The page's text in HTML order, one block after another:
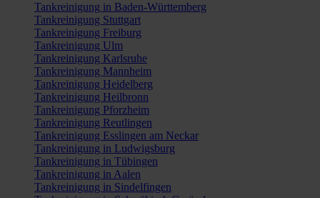
Tankreinigung in Baden-Württemberg
Tankreinigung Stuttgart
Tankreinigung Freiburg
Tankreinigung Ulm
Tankreinigung Karlsruhe
Tankreinigung Mannheim
Tankreinigung Heidelberg
Tankreinigung Heilbronn
Tankreinigung Pforzheim
Tankreinigung Reutlingen
Tankreinigung Esslingen am Neckar
Tankreinigung in Ludwigsburg
Tankreinigung in Tübingen
Tankreinigung in Aalen
Tankreinigung in Sindelfingen